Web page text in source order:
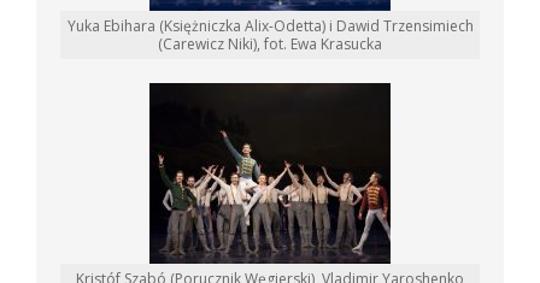
Yuka Ebihara (Księżniczka Alix-Odetta) i Dawid Trzensimiech
(Carewicz Niki), fot. Ewa Krasucka
Kristóf Szabó (Porucznik Węgierski), Vladimir Yaroshenko